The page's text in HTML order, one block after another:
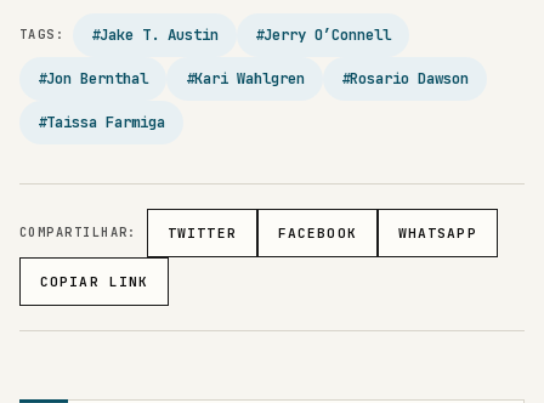
TAGS: #Jake T. Austin #Jerry O’Connell
#Jon Bernthal #Kari Wahlgren #Rosario Dawson
#Taissa Farmiga
COMPARTILHAR: TWITTER FACEBOOK WHATSAPP
COPIAR LINK